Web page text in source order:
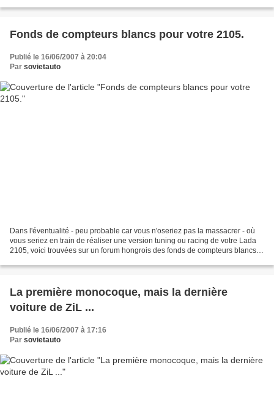
Fonds de compteurs blancs pour votre 2105.
Publié le 16/06/2007 à 20:04
Par sovietauto
Dans l'éventualité - peu probable car vous n'oseriez pas la massacrer - où
vous seriez en train de réaliser une version tuning ou racing de votre Lada
2105, voici trouvées sur un forum hongrois des fonds de compteurs blancs.
La première monocoque, mais la dernière
voiture de ZiL ...
Publié le 16/06/2007 à 17:16
Par sovietauto